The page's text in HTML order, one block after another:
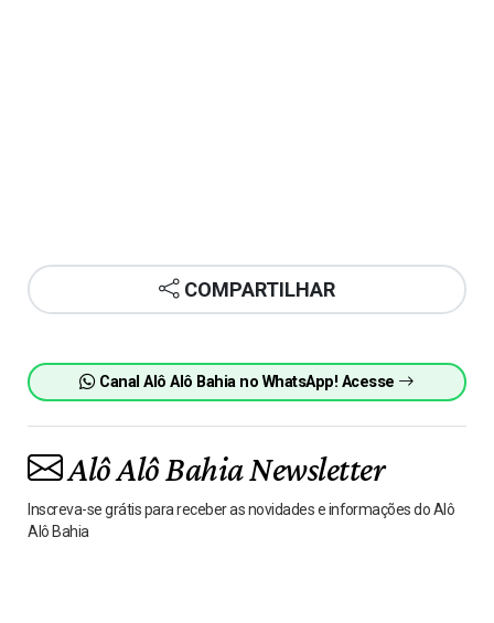
COMPARTILHAR
Canal Alô Alô Bahia no WhatsApp! Acesse
Alô Alô Bahia Newsletter
Inscreva-se grátis para receber as novidades e informações do Alô
Alô Bahia